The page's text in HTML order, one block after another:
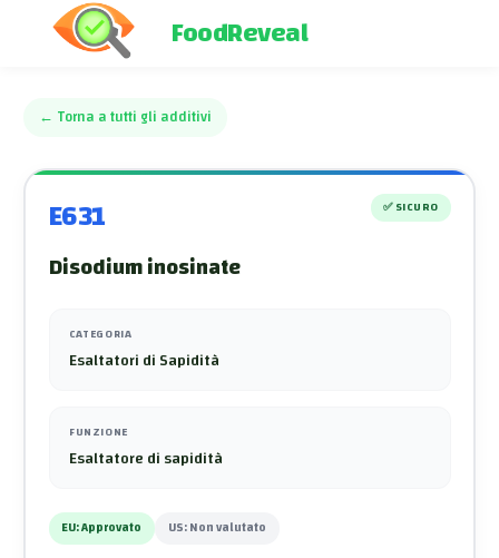
FoodReveal
← Torna a tutti gli additivi
E631 ✅SICURO
Disodium inosinate
CATEGORIA
Esaltatori di Sapidità
FUNZIONE
Esaltatore di sapidità
EU:Approvato US:Non valutato